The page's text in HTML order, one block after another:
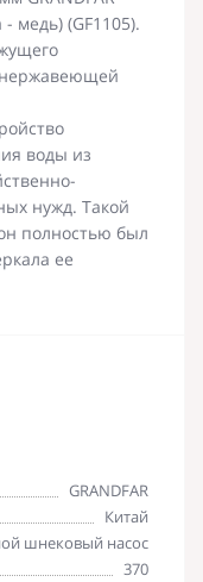
медь) (GF1105).
воды из
нужд. Такой
полностью был
ее
GRANDFAR
Китай
шнековый насос
370